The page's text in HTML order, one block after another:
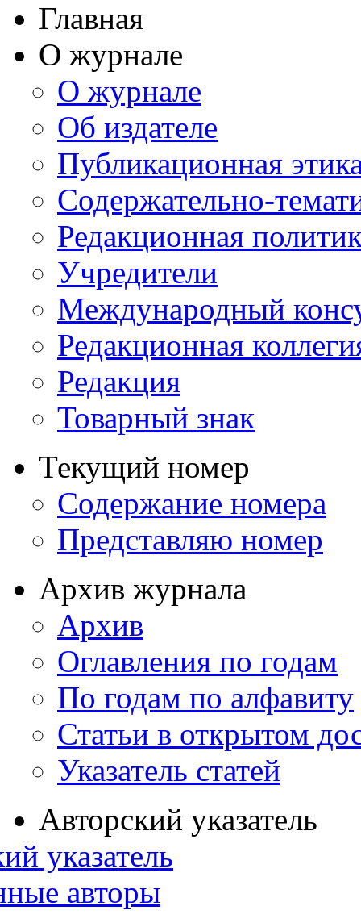
Главная
О журнале
О журнале
Об издателе
Публикационная
Содержательно-
Редакционная
Учредители
Международный
Редакционная
Редакция
Товарный знак
Текущий номер
Содержание номера
Представляю номер
Архив журнала
Архив
Оглавления по годам
По годам по алфавиту
Статьи в открытом
Указатель статей
Авторский указатель
указатель
авторы